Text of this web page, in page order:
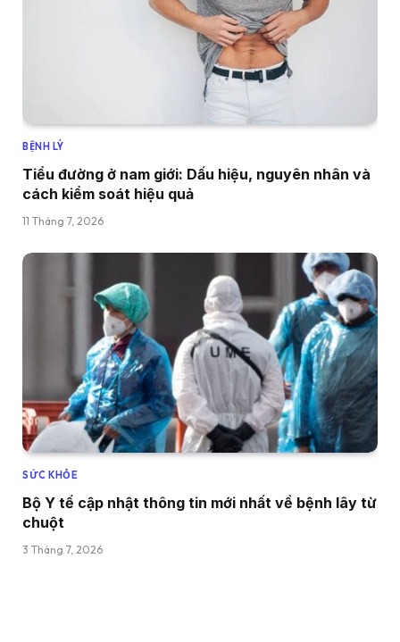
BỆNH LÝ
Tiểu đường ở nam giới: Dấu hiệu, nguyên nhân và
cách kiểm soát hiệu quả
11 Tháng 7, 2026
SỨC KHỎE
Bộ Y tế cập nhật thông tin mới nhất về bệnh lây từ
chuột
3 Tháng 7, 2026